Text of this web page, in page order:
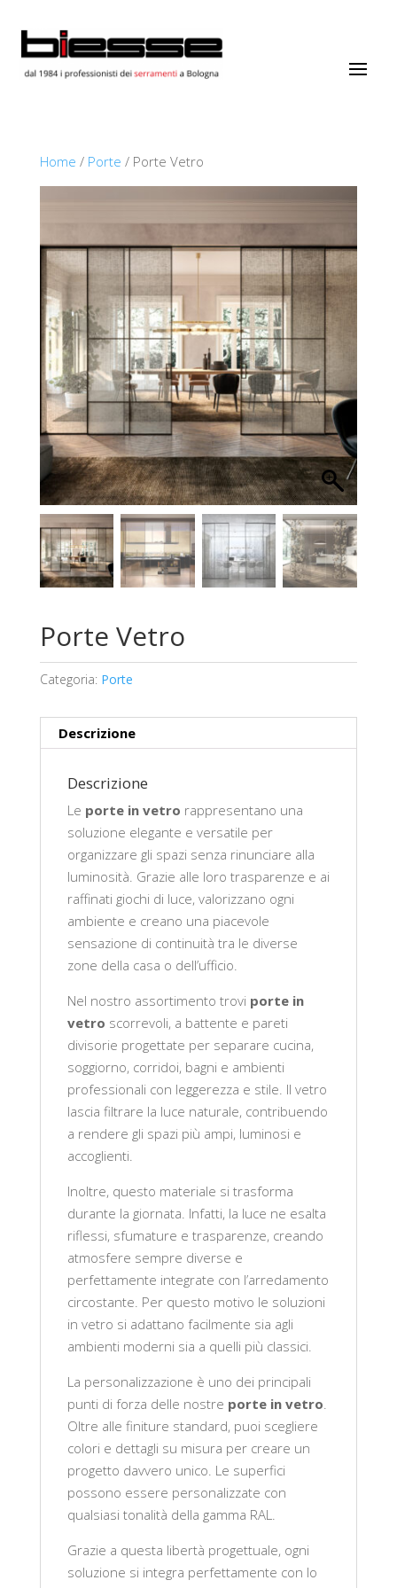
Home / Porte / Porte Vetro
Porte Vetro
Categoria: Porte
Descrizione
Descrizione
Le porte in vetro rappresentano una
soluzione elegante e versatile per
organizzare gli spazi senza rinunciare alla
luminosità. Grazie alle loro trasparenze e ai
raffinati giochi di luce, valorizzano ogni
ambiente e creano una piacevole
sensazione di continuità tra le diverse
zone della casa o dell’ufficio.
Nel nostro assortimento trovi porte in
vetro scorrevoli, a battente e pareti
divisorie progettate per separare cucina,
soggiorno, corridoi, bagni e ambienti
professionali con leggerezza e stile. Il vetro
lascia filtrare la luce naturale, contribuendo
a rendere gli spazi più ampi, luminosi e
accoglienti.
Inoltre, questo materiale si trasforma
durante la giornata. Infatti, la luce ne esalta
riflessi, sfumature e trasparenze, creando
atmosfere sempre diverse e
perfettamente integrate con l’arredamento
circostante. Per questo motivo le soluzioni
in vetro si adattano facilmente sia agli
ambienti moderni sia a quelli più classici.
La personalizzazione è uno dei principali
punti di forza delle nostre porte in vetro.
Oltre alle finiture standard, puoi scegliere
colori e dettagli su misura per creare un
progetto davvero unico. Le superfici
possono essere personalizzate con
qualsiasi tonalità della gamma RAL.
Grazie a questa libertà progettuale, ogni
soluzione si integra perfettamente con lo